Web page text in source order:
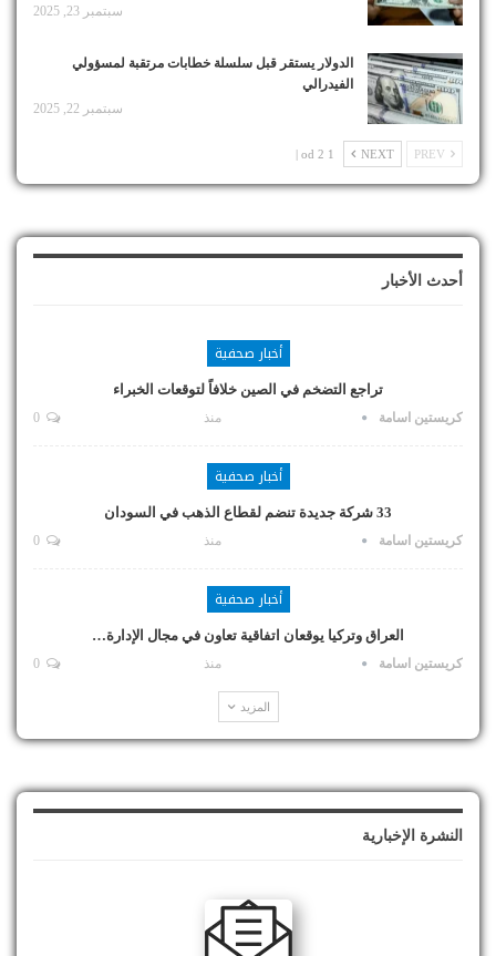
سبتمبر 23, 2025
الدولار يستقر قبل سلسلة خطابات مرتقبة لمسؤولي
الفيدرالي
سبتمبر 22, 2025
NEXT
1 od 2 |
أحدث الأخبار
أخبار صحفية
تراجع التضخم في الصين خلافاً لتوقعات الخبراء
كريستين اسامة منذ
أخبار صحفية
33 شركة جديدة تنضم لقطاع الذهب في السودان
كريستين اسامة منذ
أخبار صحفية
العراق وتركيا يوقعان اتفاقية تعاون في مجال الإدارة…
كريستين اسامة منذ
المزيد
النشرة الإخبارية